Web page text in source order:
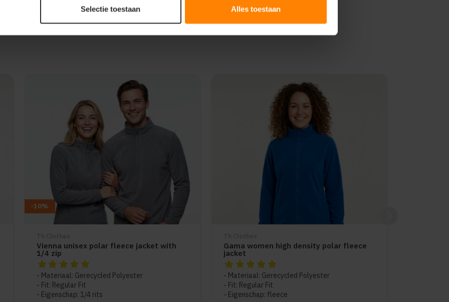
Selectie toestaan Alles toestaan
-10%
Vienna unisex polar fleece jacket with
1/4 zip
De beoordeling van dit product is
Materiaal: Gerecycled Polyester
Fit: Regular Fit
Eigenschap: 1/4 rits
Gama women high density polar fleece
jacket
De beoordeling van dit product is
Materiaal: Gerecycled Polyester
Fit: Regular Fit
Eigenschap: fleece